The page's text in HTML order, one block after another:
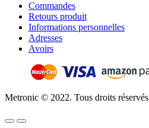
Commandes
Retours produit
Informations personnelles
Adresses
Avoirs
Metronic © 2022. Tous droits réservés